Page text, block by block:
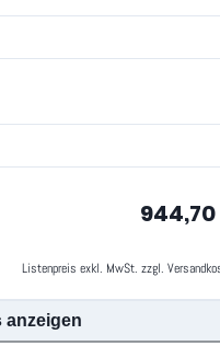
Listenpreis exkl. MwSt. zzgl.
anzeigen